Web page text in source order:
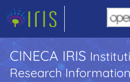
CINECA IRIS
Research